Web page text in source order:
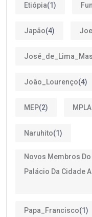
Etiópia(1)
Japão(4)
João_Lourenço(4)
MEP(2) MPLA
Naruhito(1)
Novos Membros
Palácio Da Cidade
Papa_Francisco(1)